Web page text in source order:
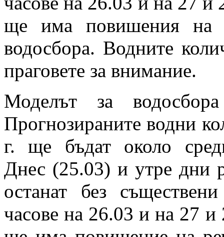
ще има повишения на
водосбора. Водните
праговете за внимание.
Моделът за
Прогнозираните водни
г. ще бъдат около
Днес (25.03) и утре дни
останат без
часове на 26.03 и на 27 и